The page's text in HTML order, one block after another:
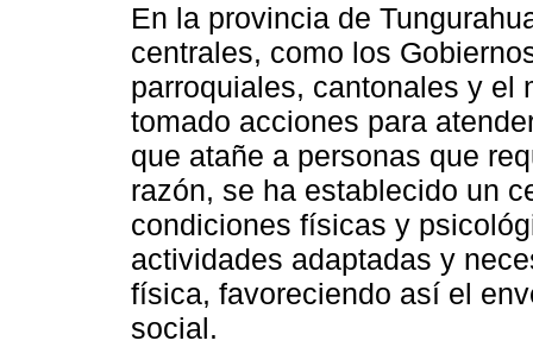
En la provincia de
centrales, como los
parroquiales, cantonales y el
tomado acciones para
que atañe a personas que
razón, se ha establecido un
condiciones físicas y
actividades adaptadas y
física, favoreciendo así el
social.